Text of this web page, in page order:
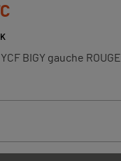
BIGY gauche ROUGE